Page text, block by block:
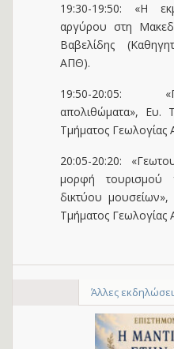
19:30-19:50: «Η
αργύρου στη
Βαβελίδης
ΑΠΘ).
19:50-20:05:
απολιθώματα», Ευ.
Tμήματος Γεωλογίας
20:05-20:20:
μορφή τουρισμού
δικτύου
Tμήματος Γεωλογίας
Άλλες